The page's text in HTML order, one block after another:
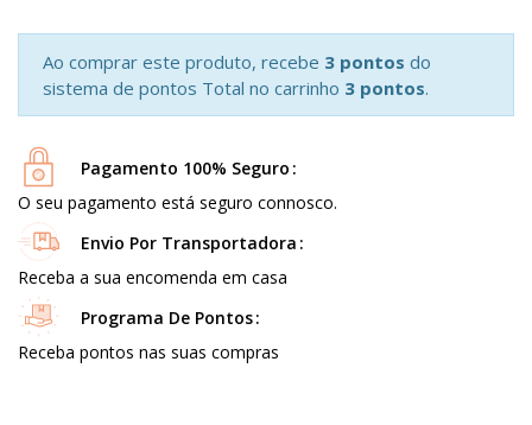
Ao comprar este produto, recebe 3 pontos do
sistema de pontos Total no carrinho 3 pontos.
Pagamento 100% Seguro
O seu pagamento está seguro connosco.
Envio Por Transportadora
Receba a sua encomenda em casa
Programa De Pontos
Receba pontos nas suas compras